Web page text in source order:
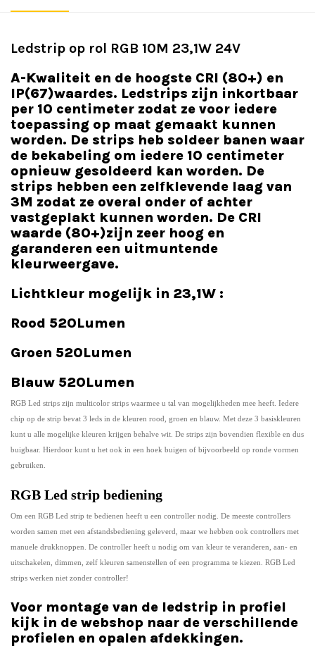
Ledstrip op rol RGB 10M 23,1W 24V
A-Kwaliteit en de hoogste CRI (80+) en
IP(67)waardes. Ledstrips zijn inkortbaar
per 10 centimeter zodat ze voor iedere
toepassing op maat gemaakt kunnen
worden. De strips heb soldeer banen waar
de bekabeling om iedere 10 centimeter
opnieuw gesoldeerd kan worden. De
strips hebben een zelfklevende laag van
3M zodat ze overal onder of achter
vastgeplakt kunnen worden. De CRI
waarde (80+)zijn zeer hoog en
garanderen een uitmuntende
kleurweergave.
Lichtkleur mogelijk in 23,1W :
Rood 520Lumen
Groen 520Lumen
Blauw 520Lumen
RGB Led strips zijn multicolor strips waarmee u tal van mogelijkheden mee heeft. Iedere
chip op de strip bevat 3 leds in de kleuren rood, groen en blauw. Met deze 3 basiskleuren
kunt u alle mogelijke kleuren krijgen behalve wit. De strips zijn bovendien flexible en dus
buigbaar. Hierdoor kunt u het ook in een hoek buigen of bijvoorbeeld op ronde vormen
gebruiken.
RGB Led strip bediening
Om een RGB Led strip te bedienen heeft u een controller nodig. De meeste controllers
worden samen met een afstandsbediening geleverd, maar we hebben ook controllers met
manuele drukknoppen. De controller heeft u nodig om van kleur te veranderen, aan- en
uitschakelen, dimmen, zelf kleuren samenstellen of een programma te kiezen. RGB Led
strips werken niet zonder controller!
Voor montage van de ledstrip in profiel
kijk in de webshop naar de verschillende
profielen en opalen afdekkingen.